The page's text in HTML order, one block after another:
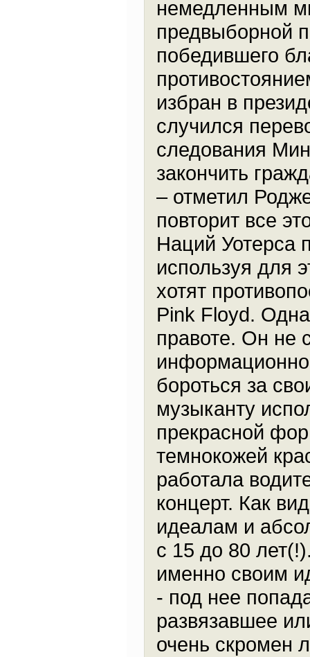
немедленным
предвыборной
победившего
избран в
случился
следования
закончить
– отметил
повторит все
Наций Уотерса
используя для
хотят
Pink Floyd.
правоте. Он не
бороться за
музыканту
прекрасной
темнокожей
работала
концерт. Как
идеалам и
с 15 до 80
именно своим
- под нее
развязавшее
очень скромен